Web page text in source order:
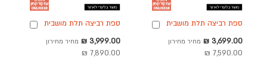
ספת רביצה תלת מושבית
דגם פיקולו
מחיר
מבצע
3,699.00 ₪ מחיר מחירון
7,590.00 ₪
הוספה
ספת רביצה תלת מושבית
דגם פיקולו
מחיר
מבצע
3,999.00 ₪ מחיר מחירון
7,890.00 ₪
הוספה